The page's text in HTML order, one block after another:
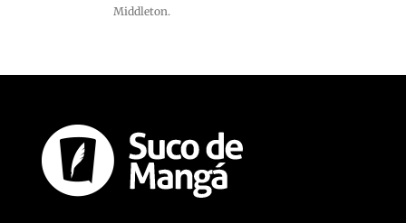
Middleton.